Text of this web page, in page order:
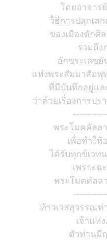
โดยอาจาร
วิธีการปลุกเส
ของเมืองตักศิ
รวมถึง
อักขระเลข
แห่งพระสัมมาสัมพุ
ที่มีบันทึกอยู่แ
ว่าด้วยเรื่องการป
พระโมคคัลล
เพื่อทำให้
ได้รับทุกข์เวท
เพราะ
พระโมคคัลล
ท้าวเวสสุวรรณท่
เจ้าแห่
ตัวท่านมี